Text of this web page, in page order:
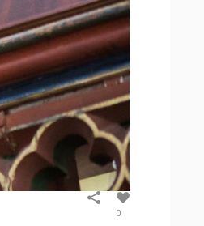
0